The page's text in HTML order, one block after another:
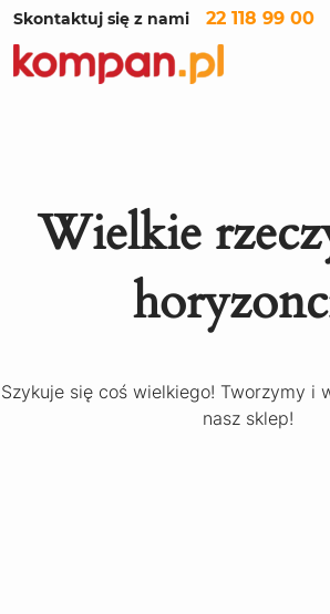
Skontaktuj się z nami 22 118 99 00
Wielkie
Szykuje się coś wielkiego! Tworzymy i
nasz sklep!